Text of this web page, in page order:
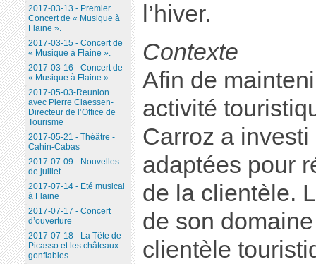
l’hiver.
Contexte
Afin de
activité
Carroz a
adaptées pour
de la clientèle.
de son
clientèle
2017-03-13 - Premier
Concert de « Musique à
Flaine ».
2017-03-15 - Concert de
« Musique à Flaine ».
2017-03-16 - Concert de
« Musique à Flaine ».
2017-05-03-Reunion
avec Pierre Claessen-
Directeur de l’Office de
Tourisme
2017-05-21 - Théâtre -
Cahin-Cabas
2017-07-09 - Nouvelles
de juillet
2017-07-14 - Eté musical
à Flaine
2017-07-17 - Concert
d’ouverture
2017-07-18 - La Tête de
Picasso et les châteaux
gonflables.